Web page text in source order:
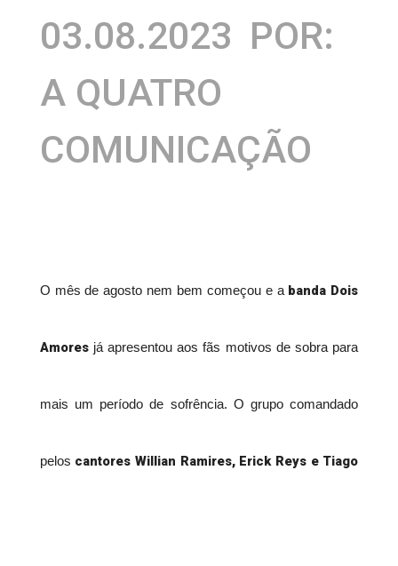
03.08.2023 POR:
A QUATRO
COMUNICAÇÃO
O mês de agosto nem bem começou e a banda Dois
Amoresjá apresentou aos fãs motivos de sobra para
mais um período de sofrência. O grupo comandado
pelos cantores Willian Ramires, Erick Reys e Tiago